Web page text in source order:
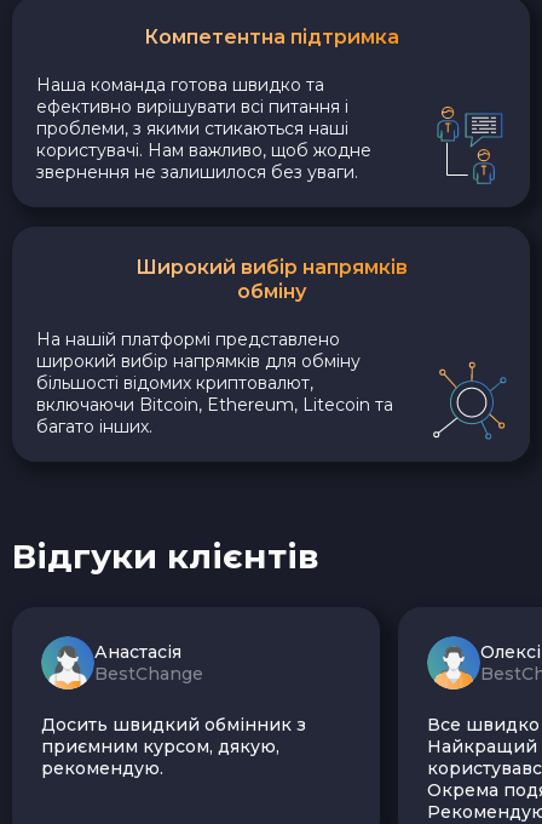
Компетентна підтримка
Наша команда готова швидко та
ефективно вирішувати всі питання і
проблеми, з якими стикаються наші
користувачі. Нам важливо, щоб жодне
звернення не залишилося без уваги.
Широкий вибір напрямків
обміну
На нашій платформі представлено
широкий вибір напрямків для обміну
більшості відомих криптовалют,
включаючи Bitcoin, Ethereum, Litecoin та
багато інших.
Відгуки клієнтів
Анастасія
BestChange
Досить швидкий обмінник з
приємним курсом, дякую,
рекомендую.
Все швидко
Найкращий
Окрема